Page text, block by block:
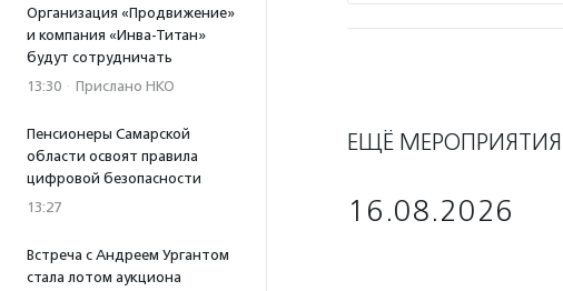
Организация «Продвижение»
и компания «Инва-Титан»
будут сотрудничать
13:30 · Прислано НКО
Пенсионеры Самарской
области освоят правила
цифровой безопасности
13:27
Встреча с Андреем Ургантом
стала лотом аукциона
ЕЩЁ МЕРОПРИЯТИЯ
16.08.2026